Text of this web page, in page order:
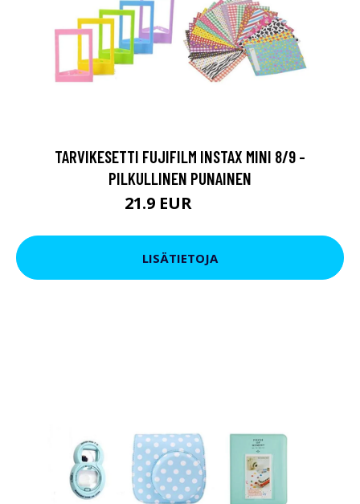
TARVIKESETTI FUJIFILM INSTAX MINI 8/9 -
PILKULLINEN PUNAINEN
21.9 EUR
LISÄTIETOJA